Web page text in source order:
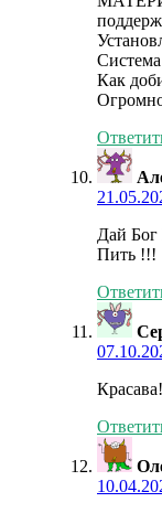
Как
Дай Бог
Пить !!!